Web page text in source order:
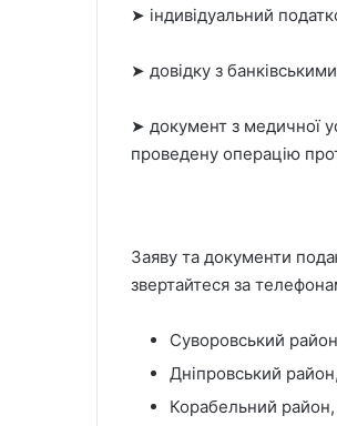
➤ індивідуальний
➤ довідку з
➤ документ з медичної
проведену операцію
Заяву та документи
звертайтеся за
Суворовський
Дніпровський
Корабельний